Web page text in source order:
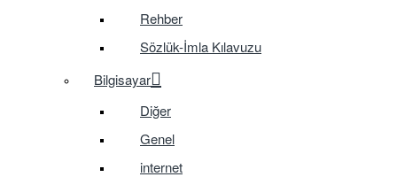
Rehber
Sözlük-İmla Kılavuzu
Bilgisayar
Diğer
Genel
internet